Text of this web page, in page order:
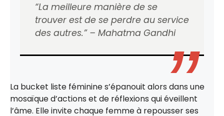
“La meilleure manière de se
trouver est de se perdre au service
des autres.” – Mahatma Gandhi
La bucket liste féminine s’épanouit alors dans une
mosaïque d’actions et de réflexions qui éveillent
l’âme. Elle invite chaque femme à repousser ses